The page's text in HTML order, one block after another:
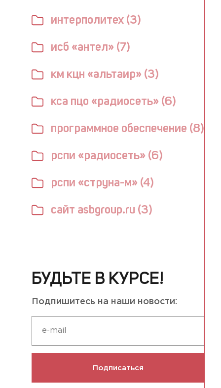
интерполитех (3)
исб «антел» (7)
км кцн «альтаир» (3)
кса пцо «радиосеть» (6)
программное обеспечение (8)
рспи «радиосеть» (6)
рспи «струна-м» (4)
сайт asbgroup.ru (3)
БУДЬТЕ В КУРСЕ!
Подпишитесь на наши новости:
Подписаться